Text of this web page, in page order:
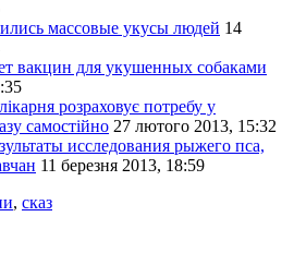
массовые укусы людей 14
вакцин для укушенных собаками
розраховує потребу у
самостійно 27 лютого 2013, 15:32
исследования рыжего пса,
11 березня 2013, 18:59
, сказ